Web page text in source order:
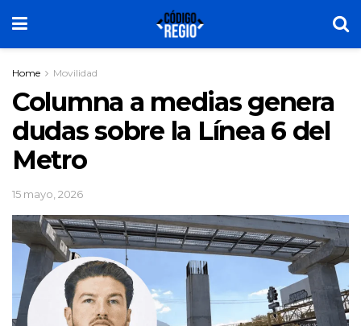
Home Movilidad
Columna a medias genera
dudas sobre la Línea 6 del
Metro
15 mayo, 2026